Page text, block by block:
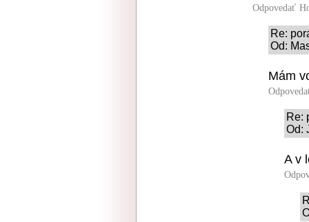
Odpovedať
Re:
Od:
Mám
Re:
Od:
A v